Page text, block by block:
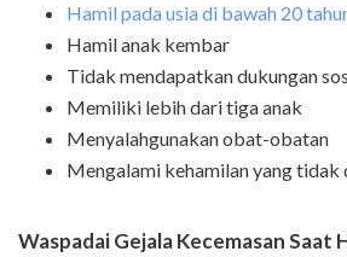
Hamil pada usia di bawah 20
Hamil anak kembar
Tidak mendapatkan dukungan
Memiliki lebih dari tiga anak
Menyalahgunakan obat-obatan
Mengalami kehamilan yang tidak
Waspadai Gejala Kecemasan Saat